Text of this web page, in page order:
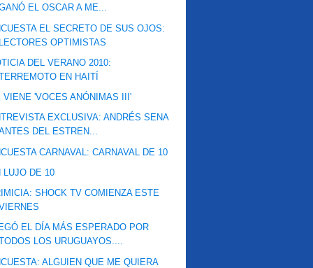
EL OSCAR A ME...
EL SECRETO DE SUS OJOS:
OPTIMISTAS
DEL VERANO 2010:
EN HAITÍ
VIENE 'VOCES ANÓNIMAS III'
EXCLUSIVA: ANDRÉS SENA
DEL ESTREN...
CARNAVAL: CARNAVAL DE 10
LUJO DE 10
SHOCK TV COMIENZA ESTE
EL DÍA MÁS ESPERADO POR
LOS URUGUAYOS....
ALGUIEN QUE ME QUIERA